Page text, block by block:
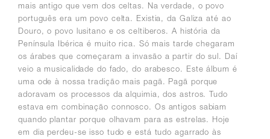
mais antigo que vem dos celtas. Na verdade, o povo
português era um povo celta. Existia, da Galiza até ao
Douro, o povo lusitano e os celtiberos. A história da
Península Ibérica é muito rica. Só mais tarde chegaram
os árabes que começaram a invasão a partir do sul. Daí
veio a musicalidade do fado, do arabesco. Este álbum é
uma ode à nossa tradição mais pagã. Pagã porque
adoravam os processos da alquimia, dos astros. Tudo
estava em combinação connosco. Os antigos sabiam
quando plantar porque olhavam para as estrelas. Hoje
em dia perdeu-se isso tudo e está tudo agarrado às